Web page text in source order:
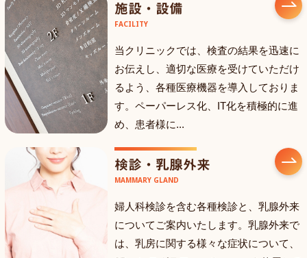
施設・設備
FACILITY
当クリニックでは、検査の結果を迅速に
お伝えし、適切な医療を受けていただけ
るよう、各種医療機器を導入しておりま
す。ペーパーレス化、IT化を積極的に進
め、患者様に...
検診・乳腺外来
MAMMARY GLAND
婦人科検診を含む各種検診と、乳腺外来
についてご案内いたします。乳腺外来で
は、乳房に関する様々な症状について、